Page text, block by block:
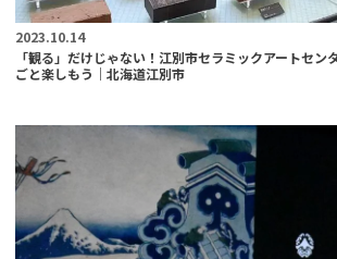
2023.10.14
「観る」だけじゃない！江別市セラミックアートセン
ごと楽しもう｜北海道江別市